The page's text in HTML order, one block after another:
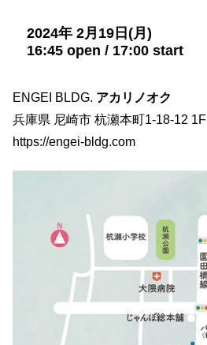
2024年 2月19日(月)
16:45 open / 17:00 start
ENGEI BLDG. アカリノオク
兵庫県 尼崎市 杭瀬本町1-18-12 1F
https://engei-bldg.com